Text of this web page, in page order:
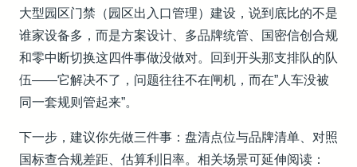
大型园区门禁（园区出入口管理）建设，说到底比的不是
谁家设备多，而是方案设计、多品牌统管、国密信创合规
和零中断切换这四件事做没做对。回到开头那支排队的队
伍——它解决不了，问题往往不在闸机，而在”人车没被
同一套规则管起来”。
下一步，建议你先做三件事：盘清点位与品牌清单、对照
国标查合规差距、估算利旧率。相关场景可延伸阅读：